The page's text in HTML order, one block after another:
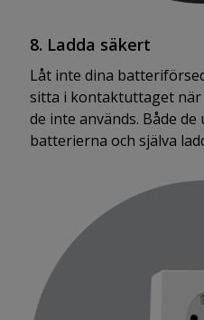
8. Ladda säkert
Låt inte dina
sitta i kontaktuttaget när
de inte används. Både
batterierna och själva